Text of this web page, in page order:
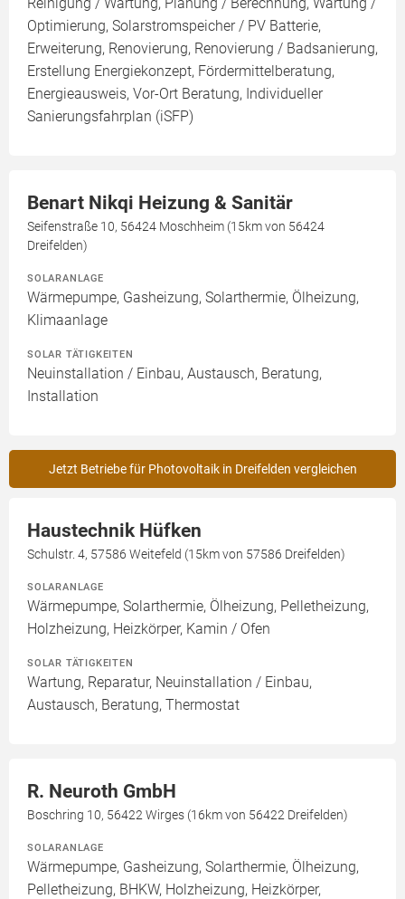
Optimierung, Solarstromspeicher / PV Batterie,
Erweiterung, Renovierung, Renovierung / Badsanierung,
Erstellung Energiekonzept, Fördermittelberatung,
Energieausweis, Vor-Ort Beratung, Individueller
Sanierungsfahrplan (iSFP)
Benart Nikqi Heizung & Sanitär
Seifenstraße 10, 56424 Moschheim (15km von 56424
Dreifelden)
SOLARANLAGE
Wärmepumpe, Gasheizung, Solarthermie, Ölheizung,
Klimaanlage
SOLAR TÄTIGKEITEN
Neuinstallation / Einbau, Austausch, Beratung,
Installation
Jetzt Betriebe für Photovoltaik in Dreifelden vergleichen
Haustechnik Hüfken
Schulstr. 4, 57586 Weitefeld (15km von 57586 Dreifelden)
SOLARANLAGE
Wärmepumpe, Solarthermie, Ölheizung, Pelletheizung,
Holzheizung, Heizkörper, Kamin / Ofen
SOLAR TÄTIGKEITEN
Wartung, Reparatur, Neuinstallation / Einbau,
Austausch, Beratung, Thermostat
R. Neuroth GmbH
Boschring 10, 56422 Wirges (16km von 56422 Dreifelden)
SOLARANLAGE
Wärmepumpe, Gasheizung, Solarthermie, Ölheizung,
Pelletheizung, BHKW, Holzheizung, Heizkörper,